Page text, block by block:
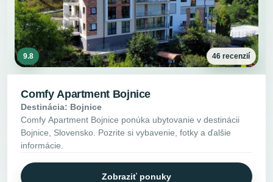
9.8 46 recenzií
Comfy Apartment Bojnice
Destinácia: Bojnice
Comfy Apartment Bojnice ponúka ubytovanie v destinácii
Bojnice, Slovensko. Pozrite si vybavenie, fotky a ďalšie
informácie.
Zobraziť ponuky